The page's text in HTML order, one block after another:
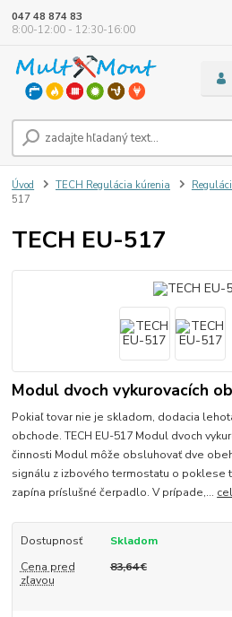
047 48 874 83
8:00-12:00 - 12:30-16:00
Úvod TECH Regulácia kúrenia
517
TECH EU-517
Modul dvoch vykurovacích
Pokiaľ tovar nie je skladom, dodacia
obchode. TECH EU-517 Modul dvoch
činnosti Modul môže obsluhovať dve
signálu z izbového termostatu o
zapína príslušné čerpadlo. V prípade,...
Dostupnosť
Skladom
Cena pred
zľavou
83,64 €